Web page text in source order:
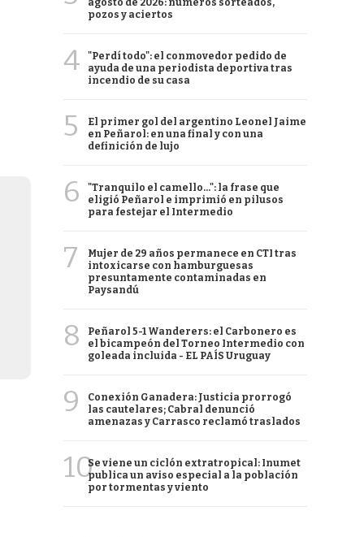
agosto de 2026: números sorteados,
pozos y aciertos
4
"Perdí todo": el conmovedor pedido de
ayuda de una periodista deportiva tras
incendio de su casa
5
El primer gol del argentino Leonel Jaime
en Peñarol: en una final y con una
definición de lujo
6
"Tranquilo el camello...": la frase que
eligió Peñarol e imprimió en pilusos
para festejar el Intermedio
7
Mujer de 29 años permanece en CTI tras
intoxicarse con hamburguesas
presuntamente contaminadas en
Paysandú
8
Peñarol 5-1 Wanderers: el Carbonero es
el bicampeón del Torneo Intermedio con
goleada incluida - EL PAÍS Uruguay
9
Conexión Ganadera: Justicia prorrogó
las cautelares; Cabral denunció
amenazas y Carrasco reclamó traslados
10Se viene un ciclón extratropical: Inumet
publica un aviso especial a la población
por tormentas y viento